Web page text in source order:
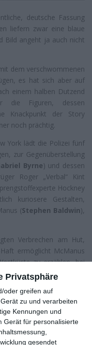
Privatsphäre
oder greifen auf
zu und verarbeiten
Kennungen und
Gerät für personalisierte
gesendet
deutsche Fassung
liefern zwar eine blaue
Bild angeht ja auch nicht
dem verschwommenen
es hat sich aber auf
einem halben Dutzend
die Figuren, dessen
Knackpunkt der Story
noch prächtig.
York lädt die Polizei fünf
zur Gegenüberstellung
Byrne) und dessen
Roger „Verbal“ Kint
Hockney
kuriosere Gestalten,
(Stephen Baldwin),
Verbrechen am Hut,
ermöglicht McManus
zu erzählen, bei
kann. Über ihren
Peter Greene
Anwalt Kobayashi
erhalten sie schließlich
es sich nicht um ein
& Co wird erklärt,
dem sagenumwobenen